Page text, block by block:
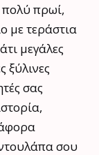
πολύ πρωί,
με τεράστια
μεγάλες
ξύλινες
σας
σου